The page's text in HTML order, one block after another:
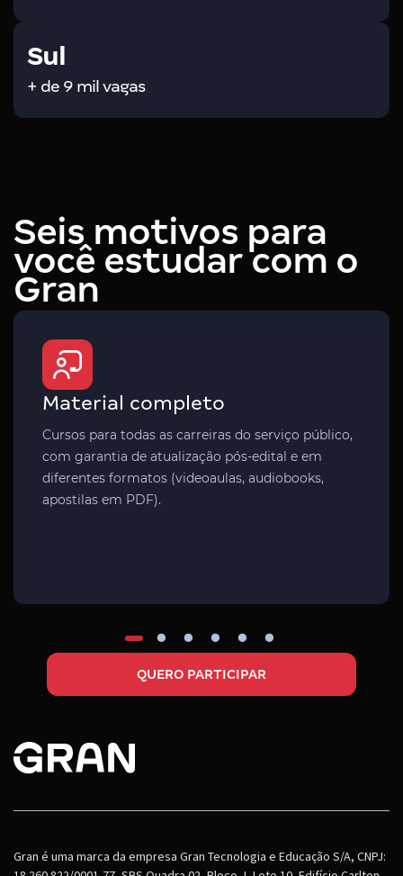
Sul
+ de 9 mil vagas
Seis motivos para
você estudar com o
Gran
Material completo
Cursos para todas as carreiras do serviço público,
com garantia de atualização pós-edital e em
diferentes formatos (videoaulas, audiobooks,
apostilas em PDF).
QUERO PARTICIPAR
Gran é uma marca da empresa Gran Tecnologia e Educação S/A, CNPJ: